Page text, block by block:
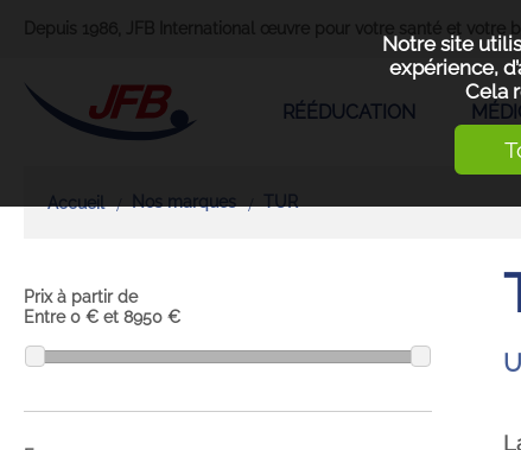
Notre site
expérience,
Cela
RÉÉDUCATION
Accueil Nos marques TUR
Prix à partir de
Entre0 € et 8950 €